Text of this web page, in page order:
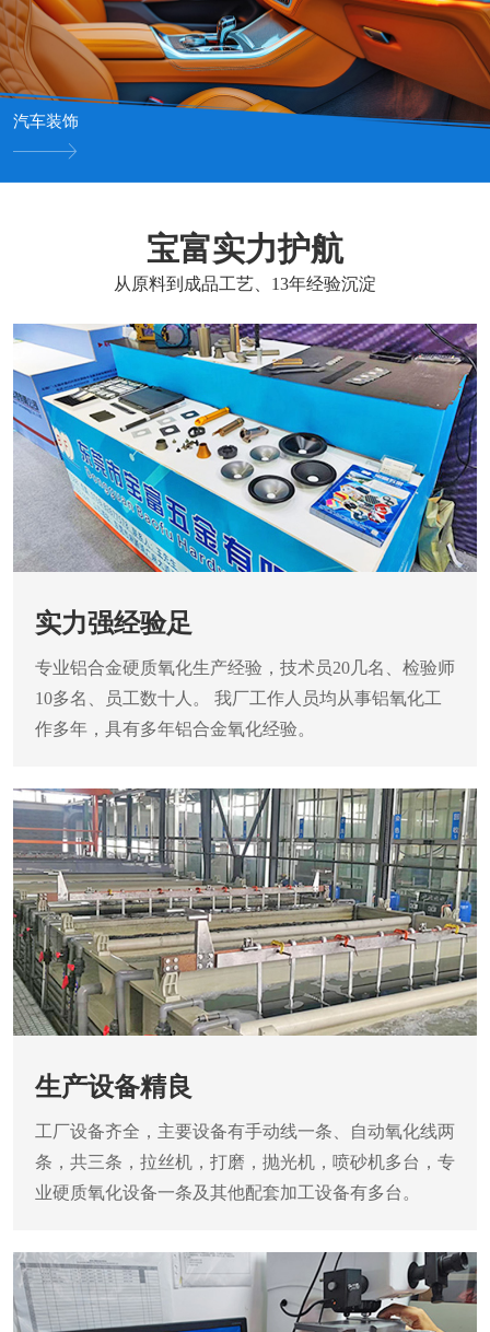
汽车装饰
宝富实力护航
从原料到成品工艺、13年经验沉淀
实力强经验足
专业铝合金硬质氧化生产经验，技术员20几名、检验师
10多名、员工数十人。 我厂工作人员均从事铝氧化工
作多年，具有多年铝合金氧化经验。
生产设备精良
工厂设备齐全，主要设备有手动线一条、自动氧化线两
条，共三条，拉丝机，打磨，抛光机，喷砂机多台，专
业硬质氧化设备一条及其他配套加工设备有多台。